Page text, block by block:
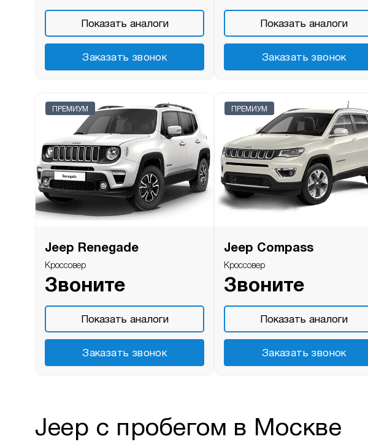
Показать аналоги
Заказать звонок
Показать аналоги
Заказать звонок
ПРЕМИУМ
Jeep Renegade
Кроссовер
Звоните
Показать аналоги
Заказать звонок
ПРЕМИУМ
Jeep Compass
Кроссовер
Звоните
Показать аналоги
Заказать звонок
Jeep с пробегом в Москве